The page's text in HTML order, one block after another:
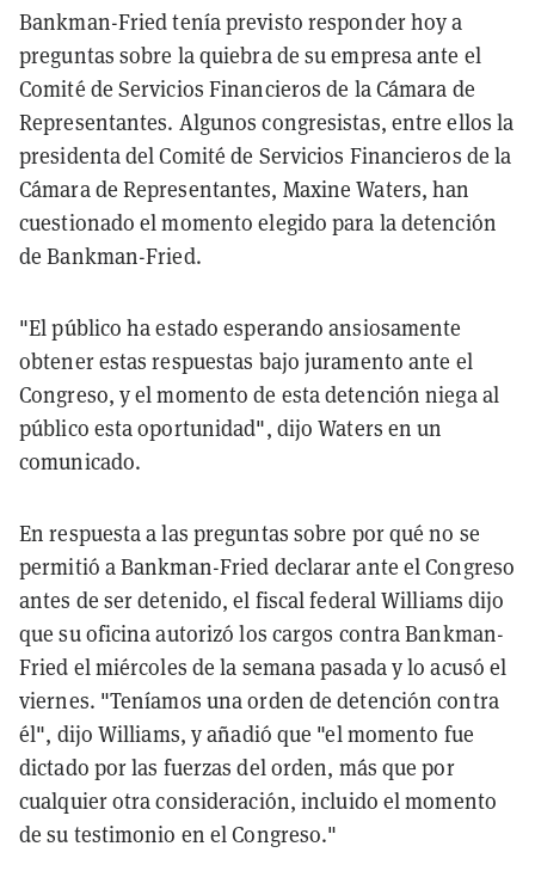
Bankman-Fried tenía previsto responder hoy a
preguntas sobre la quiebra de su empresa ante el
Comité de Servicios Financieros de la Cámara de
Representantes. Algunos congresistas, entre ellos la
presidenta del Comité de Servicios Financieros de la
Cámara de Representantes, Maxine Waters, han
cuestionado el momento elegido para la detención
de Bankman-Fried.
"El público ha estado esperando ansiosamente
obtener estas respuestas bajo juramento ante el
Congreso, y el momento de esta detención niega al
público esta oportunidad", dijo Waters en un
comunicado.
En respuesta a las preguntas sobre por qué no se
permitió a Bankman-Fried declarar ante el Congreso
antes de ser detenido, el fiscal federal Williams dijo
que su oficina autorizó los cargos contra Bankman-
Fried el miércoles de la semana pasada y lo acusó el
viernes. "Teníamos una orden de detención contra
él", dijo Williams, y añadió que "el momento fue
dictado por las fuerzas del orden, más que por
cualquier otra consideración, incluido el momento
de su testimonio en el Congreso."